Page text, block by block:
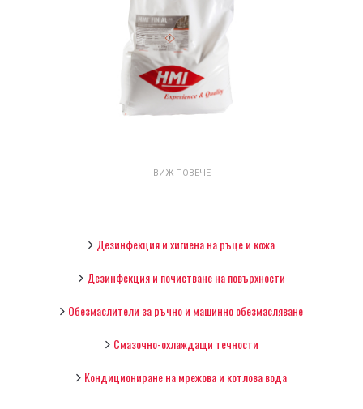
HMI ®FIN AL - МАШИННО
ОБЕЗМАСЛЯВАНЕ НА ДЕТАЙЛИ
ОТ АЛУМИНИЙ И АЛУМИНИЕВИ
ВИЖ ПОВЕЧЕ
Дезинфекция и хигиена на ръце и кожа
Дезинфекция и почистване на повърхности
Обезмаслители за ръчно и машинно обeзмасляване
Смазочно-охлаждащи течности
Kондициониране на мрежова и котлова вода